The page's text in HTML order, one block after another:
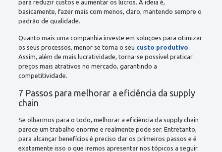
para reduzir custos e aumentar os lucros. A ideia é,
basicamente, fazer mais com menos, claro, mantendo sempre o
padrão de qualidade.
Quanto mais uma companhia investe em soluções para otimizar
os seus processos, menor se torna o seu custo produtivo
Assim, além de mais lucratividade, torna-se possível praticar
preços mais atrativos no mercado, garantindo a
competitividade.
7 Passos para melhorar a eficiência da supply
chain
Se olharmos para o todo, melhorar a eficiência da supply chain
parece um trabalho enorme e realmente pode ser. Entretanto,
para alcançar benefícios é preciso dar os primeiros passos e é
exatamente isso o que iremos apresentar nos tópicos a seguir.